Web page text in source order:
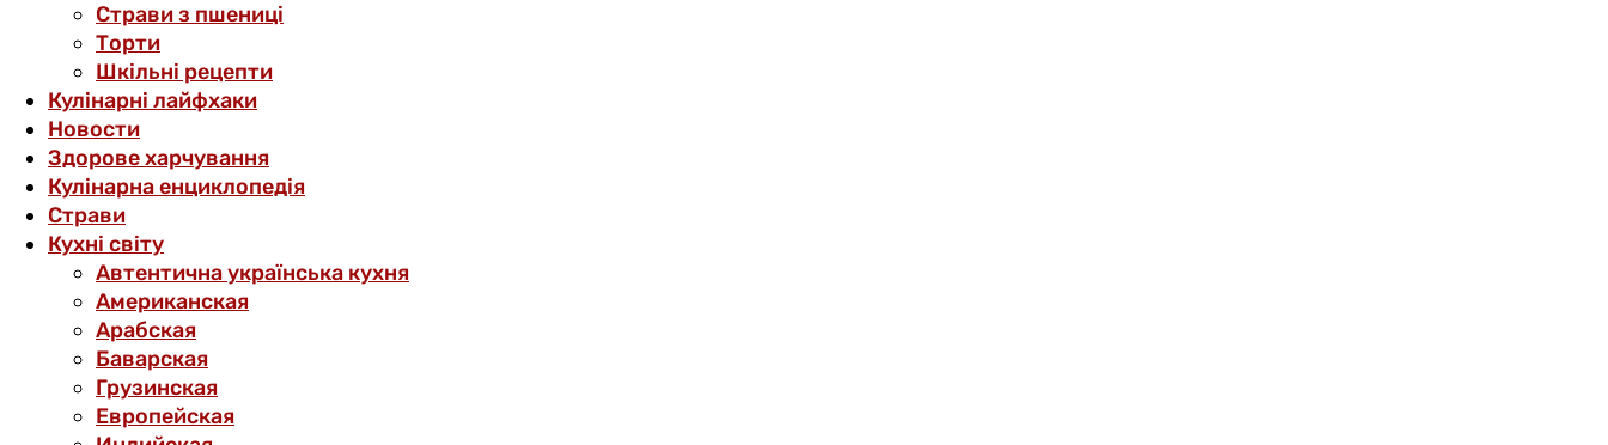
Страви з пшениці
Торти
Шкільні рецепти
Кулінарні лайфхаки
Новости
Здорове харчування
Кулінарна енциклопедія
Страви
Кухні світу
Автентична українська кухня
Американская
Арабская
Баварская
Грузинская
Европейская